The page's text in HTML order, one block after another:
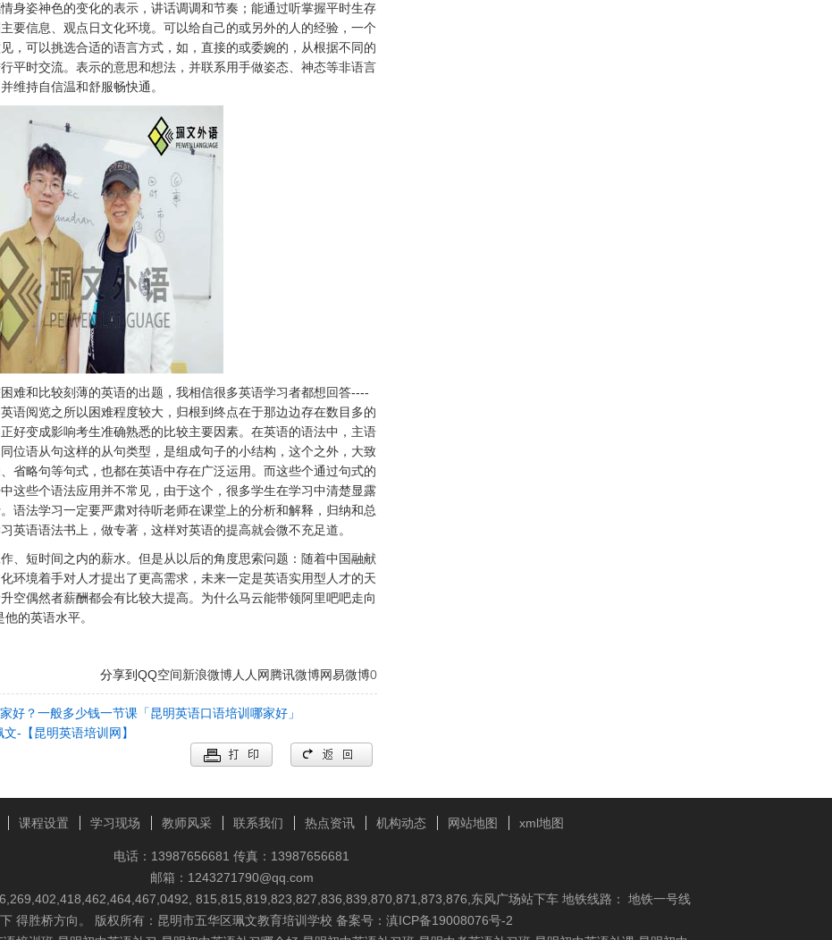
身姿神色的变化的表示，讲话调调和节奏；能通过听掌握平时生存
要信息、观点日文化环境。可以给自己的或另外的人的经验，一个
，可以挑选合适的语言方式，如，直接的或委婉的，从根据不同的
平时交流。表示的意思和想法，并联系用手做姿态、神态等非语言
维持自信温和舒服畅快通。
难和比较刻薄的英语的出题，我相信很多英语学习者都想回答----
语阅览之所以困难程度较大，归根到终点在于那边边存在数目多的
好变成影响考生准确熟悉的比较主要因素。在英语的语法中，主语
位语从句这样的从句类型，是组成句子的小结构，这个之外，大致
省略句等句式，也都在英语中存在广泛运用。而这些个通过句式的
这些个语法应用并不常见，由于这个，很多学生在学习中清楚显露
语法学习一定要严肃对待听老师在课堂上的分析和解释，归纳和总
英语语法书上，做专著，这样对英语的提高就会微不充足道。
、短时间之内的薪水。但是从以后的角度思索问题：随着中国融献
环境着手对人才提出了更高需求，未来一定是英语实用型人才的天
空偶然者薪酬都会有比较大提高。为什么马云能带领阿里吧吧走向
的英语水平。
分享到QQ空间新浪微博人人网 腾讯微博网易微博0
好？一​般多少钱一节课「昆明英语口语培训哪家好」
-【昆明英语培训网】
课程设置 学习现场 教师风采 联系我们 热点资讯 机构动态 网站地图 xml地图
电话：13987656681 传真：13987656681
邮箱：1243271790@qq.com
815,815,819,823,827,836,839,870,871,873,876,东风广场站下车 地铁线路： 地铁一号线
得胜桥方向。 版权所有：昆明市五华区珮文教育培训学校 备案号： 滇ICP备19008076号-2